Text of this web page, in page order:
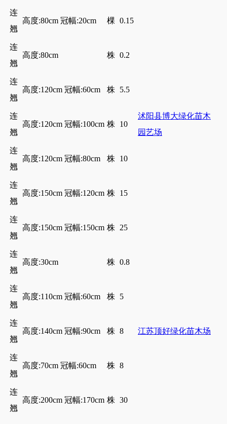
连
翘
高度:80cm 冠幅:20cm 棵 0.15
沭阳县博大绿化苗木
园艺场
连
翘
高度:80cm 株 0.2
连
翘
高度:120cm 冠幅:60cm 株 5.5
连
翘
高度:120cm 冠幅:100cm 株 10
连
翘
高度:120cm 冠幅:80cm 株 10
连
翘
高度:150cm 冠幅:120cm 株 15
连
翘
高度:150cm 冠幅:150cm 株 25
连
翘
高度:30cm 株 0.8
江苏顶好绿化苗木场
连
翘
高度:110cm 冠幅:60cm 株 5
连
翘
高度:140cm 冠幅:90cm 株 8
连
翘
高度:70cm 冠幅:60cm 株 8
连
翘
高度:200cm 冠幅:170cm 株 30